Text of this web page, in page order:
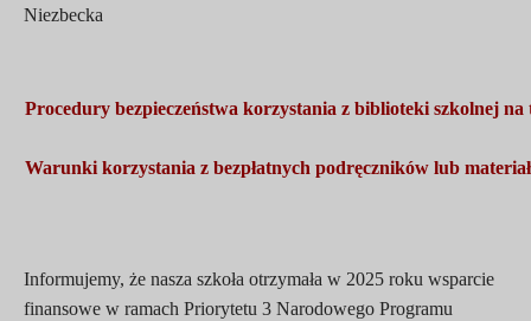
Niezbecka
Procedury bezpieczeństwa korzystania z biblioteki szkolnej na
Warunki korzystania z bezpłatnych podręczników lub
Informujemy, że nasza szkoła otrzymała w 2025 roku wsparcie
finansowe w ramach Priorytetu 3 Narodowego Programu